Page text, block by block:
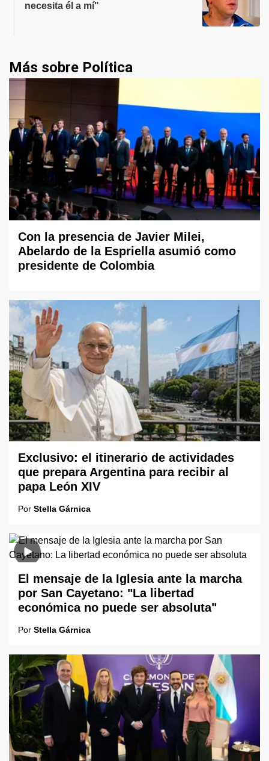
necesita él a mí"
Más sobre Política
Con la presencia de Javier Milei,
Abelardo de la Espriella asumió como
presidente de Colombia
Exclusivo: el itinerario de actividades
que prepara Argentina para recibir al
papa León XIV
Por Stella Gárnica
El mensaje de la Iglesia ante la marcha
por San Cayetano: "La libertad
económica no puede ser absoluta"
Por Stella Gárnica